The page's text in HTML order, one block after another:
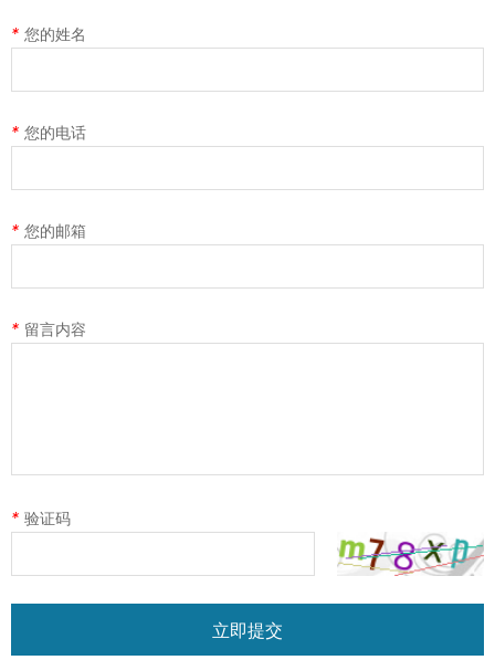
* 您的姓名
* 您的电话
* 您的邮箱
* 留言内容
* 验证码
立即提交